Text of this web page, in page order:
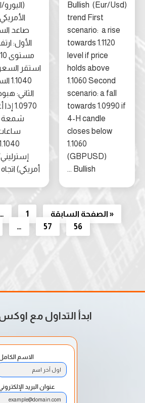
(Eur/Usd) Bullish
trend First
scenario: a
towards
level if price
holds above
1.1060
scenario: a
towards
4-H candle
closes below
(GBPUSD)
(اليورو/الدولار
الأمريكي) اتجاه
صاعد السيناريو
الأول: ارتفاع نحو
مستوى 1.1110 إذا
استقر السعر فوق
1.1040 السيناريو
الثاني: هبوط نحو
1.0970 إذا أغلقت
شمعة الأربع
ساعات أدنى
1.1040 (جنيه
إسترليني/دولار
أمريكي) اتجاه صاعد
« الصفحة السابقة 1
53
57
…
73
ابدأ التداول مع اوكس شير!
الاسم الكامل:
عنوان البريد الإلكتروني:
example@domain.com